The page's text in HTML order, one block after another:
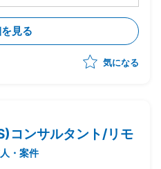
データ連携設計/検証/テス
データ、勤怠情報、給与計
検証、課題整理、関係各所
見る
気になる
コンサルタント/リモ
・案件